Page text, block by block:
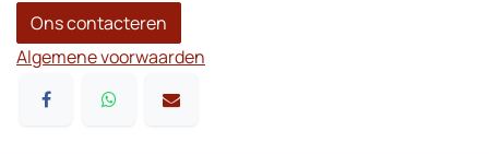
Ons contacteren
Algemene voorwaarden